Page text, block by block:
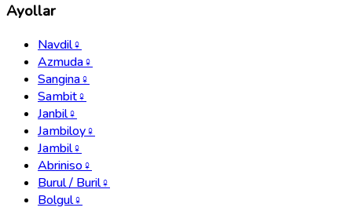
Ayollar
Navdil♀
Azmuda♀
Sangina♀
Sambit♀
Janbil♀
Jambiloy♀
Jambil♀
Abriniso♀
Burul / Buril♀
Bolgul♀